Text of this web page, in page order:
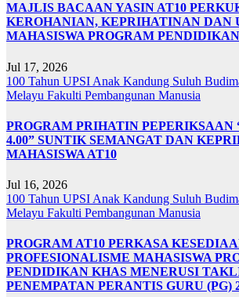
MAJLIS BACAAN YASIN AT10
KEROHANIAN, KEPRIHATINAN DAN
MAHASISWA PROGRAM
Jul 17, 2026
100 Tahun UPSI Anak Kandung Suluh
Melayu Fakulti Pembangunan Manusia
PROGRAM PRIHATIN
4.00” SUNTIK SEMANGAT DAN
MAHASISWA AT10
Jul 16, 2026
100 Tahun UPSI Anak Kandung Suluh
Melayu Fakulti Pembangunan Manusia
PROGRAM AT10 PERKASA
PROFESIONALISME MAHASISWA
PENDIDIKAN KHAS MENERUSI
PENEMPATAN PERANTIS GURU (PG)